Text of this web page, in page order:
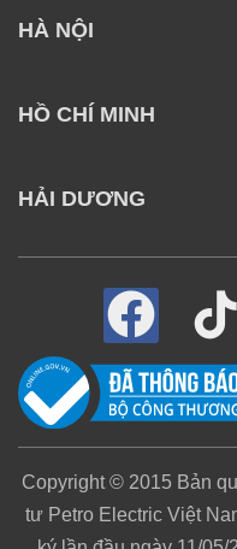
HÀ NỘI
HỒ CHÍ MINH
HẢI DƯƠNG
Copyright © 2015 Bản
tư Petro Electric Việt